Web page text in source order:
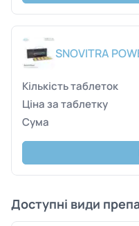
SNOVITRA
Доступні види